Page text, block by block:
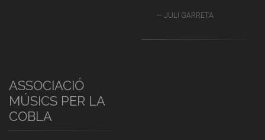
JULI GARRETA
ASSOCIACIÓ
MÚSICS PER LA
COBLA